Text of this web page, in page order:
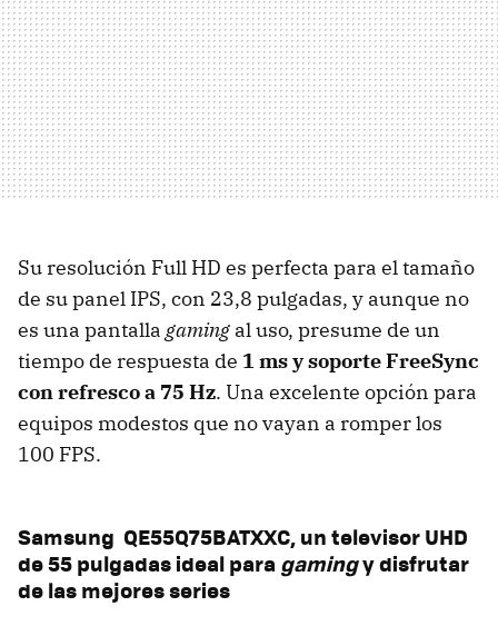
Su resolución Full HD es perfecta para el tamaño
de su panel IPS, con 23,8 pulgadas, y aunque no
es una pantalla gaming al uso, presume de un
tiempo de respuesta de 1 ms y soporte FreeSync
con refresco a 75 Hz. Una excelente opción para
equipos modestos que no vayan a romper los
100 FPS.
Samsung QE55Q75BATXXC, un televisor UHD
de 55 pulgadas ideal paragamingy disfrutar
de las mejores series